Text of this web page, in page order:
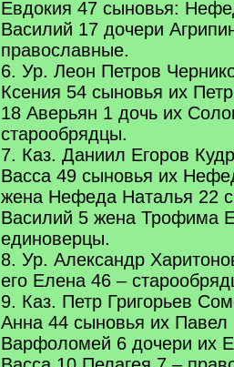
Евдокия 47 сыновья:
Василий 17 дочери
православные.
6. Ур. Леон Петров
Ксения 54 сыновья их
18 Аверьян 1 дочь их
старообрядцы.
7. Каз. Даниил Егоров
Васса 49 сыновья их
жена Нефеда Наталья 22
Василий 5 жена Трофима
единоверцы.
8. Ур. Александр
его Елена 46 –
9. Каз. Петр Григорьев
Анна 44 сыновья их
Варфоломей 6 дочери их